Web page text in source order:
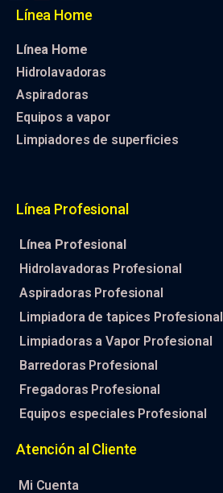
Línea Home
Línea Home
Hidrolavadoras
Aspiradoras
Equipos a vapor
Limpiadores de superficies
Línea Profesional
Línea Profesional
Hidrolavadoras Profesional
Aspiradoras Profesional
Limpiadora de tapices Profesional
Limpiadoras a Vapor Profesional
Barredoras Profesional
Fregadoras Profesional
Equipos especiales Profesional
Atención al Cliente
Mi Cuenta